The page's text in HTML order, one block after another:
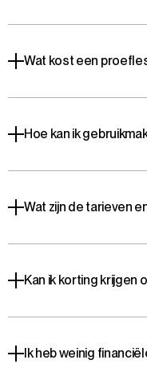
Wat kost een
Hoe kan ik
Wat zijn de tarieven
Kan ik korting krijgen
Ik heb weinig